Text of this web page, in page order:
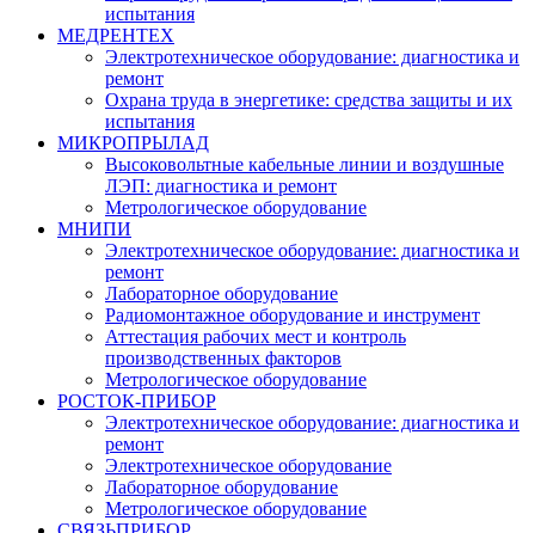
испытания
МЕДРЕНТЕХ
Электротехническое оборудование: диагностика и
ремонт
Охрана труда в энергетике: средства защиты и их
испытания
МИКРОПРЫЛАД
Высоковольтные кабельные линии и воздушные
ЛЭП: диагностика и ремонт
Метрологическое оборудование
МНИПИ
Электротехническое оборудование: диагностика и
ремонт
Лабораторное оборудование
Радиомонтажное оборудование и инструмент
Аттестация рабочих мест и контроль
производственных факторов
Метрологическое оборудование
РОСТОК-ПРИБОР
Электротехническое оборудование: диагностика и
ремонт
Электротехническое оборудование
Лабораторное оборудование
Метрологическое оборудование